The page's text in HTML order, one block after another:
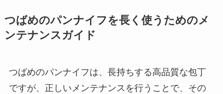
つばめのパンナイフを長く使うためのメ
ンテナンスガイド
つばめのパンナイフは、長持ちする高品質な包丁
ですが、正しいメンテナンスを行うことで、その